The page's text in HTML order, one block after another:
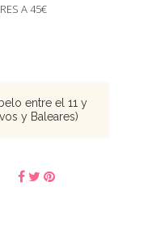
A 45€
entre el 11 y
y Baleares)